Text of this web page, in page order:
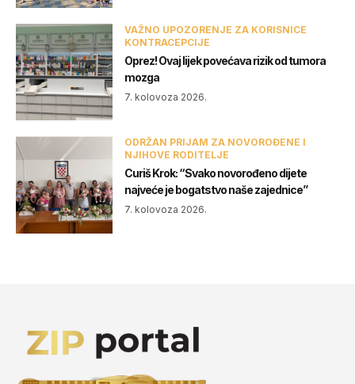
VAŽNO UPOZORENJE ZA KORISNICE
KONTRACEPCIJE
Oprez! Ovaj lijek povećava rizik od tumora
mozga
7. kolovoza 2026.
ODRŽAN PRIJAM ZA NOVOROĐENE I
NJIHOVE RODITELJE
Curiš Krok: “Svako novorođeno dijete
najveće je bogatstvo naše zajednice”
7. kolovoza 2026.